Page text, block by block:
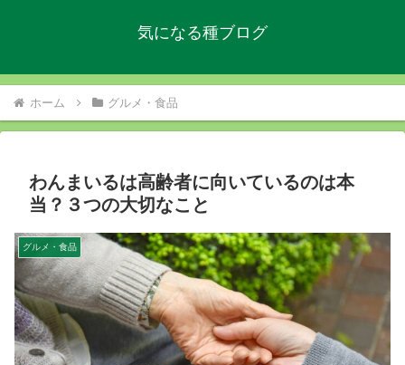
気になる種ブログ
ホーム グルメ・食品
わんまいるは高齢者に向いているのは本
当？３つの大切なこと
グルメ・食品